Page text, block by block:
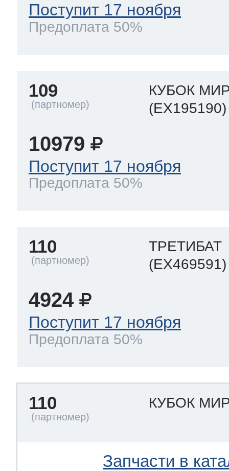
Поступит 17 ноября
Предоплата 50%
109
КУБОК
(EX195190)
10979
Поступит 17 ноября
Предоплата 50%
110
ТРЕТИБАТ
(EX469591)
4924
Поступит 17 ноября
Предоплата 50%
110 КУБОК
Запчасти в